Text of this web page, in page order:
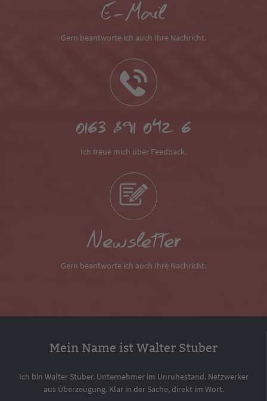
E-Mail
Gern beantworte ich auch Ihre Nachricht.
0163 891 042 6
Ich freue mich über Feedback.
Newsletter
Gern beantworte ich auch Ihre Nachricht.
Mein Name ist Walter Stuber
Ich bin Walter Stuber. Unternehmer im Unruhestand. Netzwerker
aus Überzeugung. Klar in der Sache, direkt im Wort.